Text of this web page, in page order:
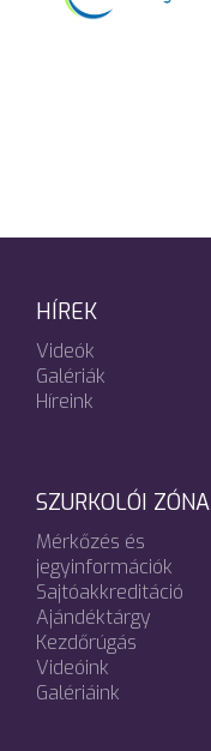
HÍREK
Videók
Galériák
Híreink
SZURKOLÓI ZÓNA
Mérkőzés és
jegyinformációk
Sajtóakkreditáció
Ajándéktárgy
Kezdőrúgás
Videóink
Galériáink